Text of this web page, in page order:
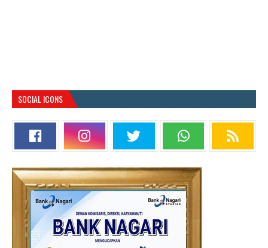
SOCIAL ICONS